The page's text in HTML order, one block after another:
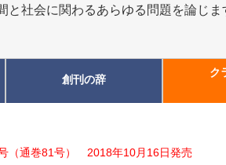
と社会に関わるあらゆる問題を論じま
創刊の辞
ク
（通巻81号） 2018年10月16日発売